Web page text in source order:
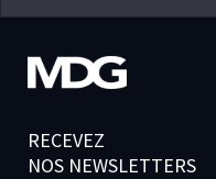
RECEVEZ
NOS NEWSLETTERS